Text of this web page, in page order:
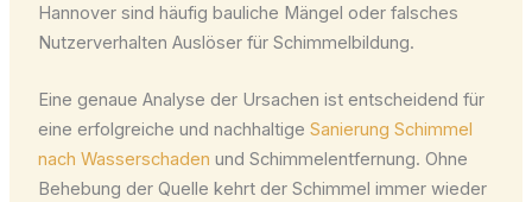
Hannover sind häufig bauliche Mängel oder falsches
Nutzerverhalten Auslöser für Schimmelbildung.
Eine genaue Analyse der Ursachen ist entscheidend für
eine erfolgreiche und nachhaltige Sanierung Schimmel
nach Wasserschaden und Schimmelentfernung. Ohne
Behebung der Quelle kehrt der Schimmel immer wieder